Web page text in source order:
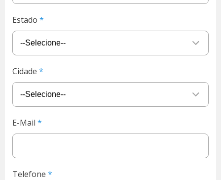
Estado
Cidade
E-Mail
Telefone